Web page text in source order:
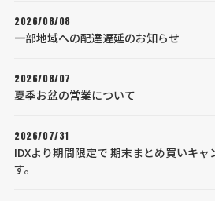
2026/08/08
一部地域への配達遅延のお知らせ
2026/08/07
夏季お盆の営業について
2026/07/31
IDXより期間限定で 期末まとめ買いキャ
す。